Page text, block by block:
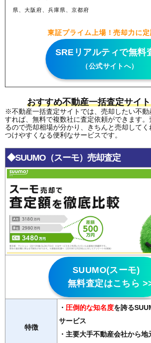
県、大阪府、兵庫県、京都府
東証プライム上場！売却力に定
SREリアルティで無料
（公式サイトへ）
おすすめ不動産一括査定サイト
※不動産一括査定サイトでは、売却したい不動
すれば、無料で複数社に査定依頼ができます。
るので売却相場が分かり、きちんと売却して
つけやすくなる便利なサービスです。
◆SUUMO（スーモ）売却査定
SUUMO(スーモ)
無料査定はこちら
特徴
・ 圧倒的な知名度を誇る
サービス
・主要大手不動産会社から